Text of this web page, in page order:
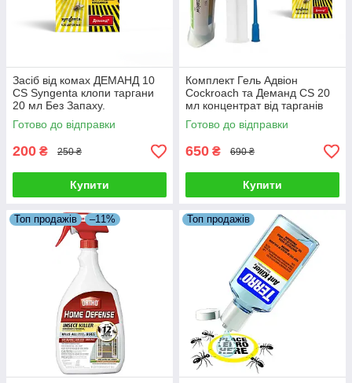
Засіб від комах ДЕМАНД 10
CS Syngenta клопи таргани
20 мл Без Запаху.
Готово до відправки
200 ₴ 250 ₴
Купити
Комплект Гель Адвіон
Cockroach та Деманд CS 20
мл концентрат від тарганів
Готово до відправки
650 ₴ 690 ₴
Купити
Топ продажів –11% Топ продажів